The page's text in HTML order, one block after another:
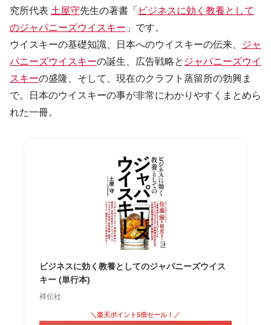
究所代表 土屋守先生の著書「 ビジネスに効く教養として
のジャパニーズウイスキー 」です。
ウイスキーの基礎知識、日本へのウイスキーの伝来、
ジャ
パニーズウイスキーの誕生、広告戦略と ジャパニーズウイ
スキーの盛隆、そして、現在のクラフト蒸留所の勃興ま
で。日本のウイスキーの事が非常にわかりやすくまとめら
れた一冊。
ビジネスに効く教養としてのジャパニーズウイス
キー (単行本)
祥伝社
＼楽天ポイント5倍セール！／